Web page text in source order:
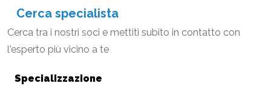
Cerca specialista
Cerca tra i nostri soci e mettiti subito in contatto con
l'esperto più vicino a te
Specializzazione